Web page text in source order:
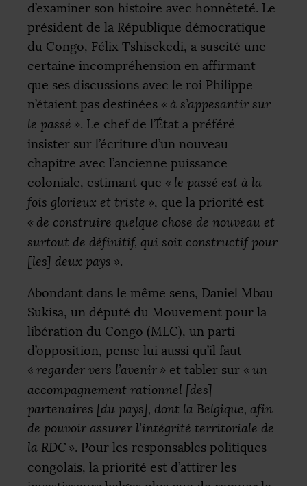
d’examiner son histoire avec honnêteté. Le
président de la République démocratique
du Congo, Félix Tshisekedi, a suscité une
certaine incompréhension en affirmant
que ses discussions avec le roi Philippe
n’étaient pas destinées « à s’appesantir sur
le passé ». Le chef de l’État a préféré
insister sur l’écriture d’un nouveau
chapitre avec l’ancienne puissance
coloniale, estimant que « le passé est à la
fois glorieux et triste », que la priorité est
« de construire quelque chose de nouveau et
surtout de définitif, qui soit constructif pour
[les] deux pays ».
Abondant dans le même sens, Daniel Mbau
Sukisa, un député du Mouvement pour la
libération du Congo (MLC), un parti
d’opposition, pense lui aussi qu’il faut
« regarder vers l’avenir » et tabler sur « un
accompagnement rationnel [des]
partenaires [du pays], dont la Belgique, afin
de pouvoir assurer l’intégrité territoriale de
la RDC ». Pour les responsables politiques
congolais, la priorité est d’attirer les